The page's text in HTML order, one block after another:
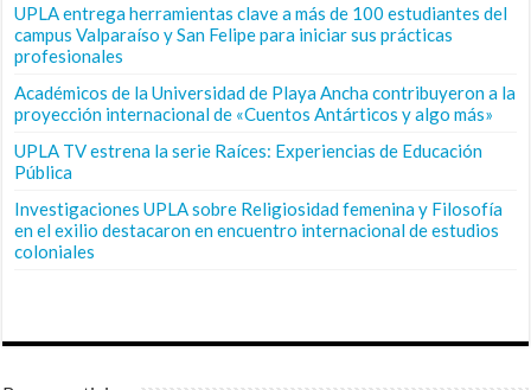
UPLA entrega herramientas clave a más de 100 estudiantes del
campus Valparaíso y San Felipe para iniciar sus prácticas
profesionales
Académicos de la Universidad de Playa Ancha contribuyeron a la
proyección internacional de «Cuentos Antárticos y algo más»
UPLA TV estrena la serie Raíces: Experiencias de Educación
Pública
Investigaciones UPLA sobre Religiosidad femenina y Filosofía
en el exilio destacaron en encuentro internacional de estudios
coloniales